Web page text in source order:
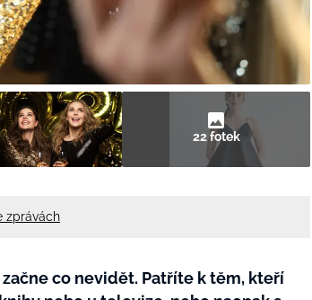
22 fotek
zprávách
co nevidět. Patříte k těm, kteří